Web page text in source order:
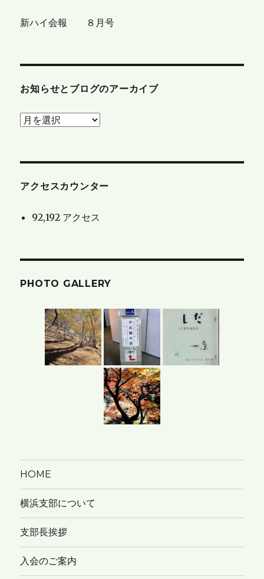
新ハイ会報 ８月号
お知らせとブログのアーカイブ
お
と
ロ
ー
アクセスカウンター
92,192 アクセス
PHOTO GALLERY
HOME
横浜支部について
支部長挨拶
入会のご案内